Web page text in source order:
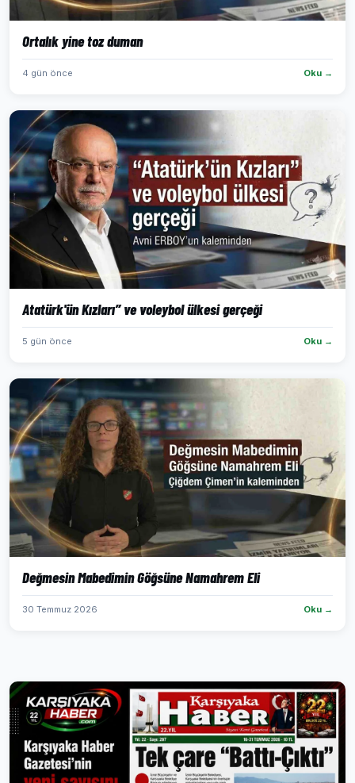
Ortalık yine toz duman
4 gün önce Oku →
Atatürk'ün Kızları” ve voleybol ülkesi gerçeği
5 gün önce Oku →
Değmesin Mabedimin Göğsüne Namahrem Eli
30 Temmuz 2026 Oku →